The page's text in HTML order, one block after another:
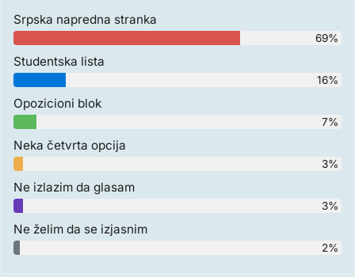
Srpska napredna stranka
69%
Studentska lista
16%
Opozicioni blok
7%
Neka četvrta opcija
3%
Ne izlazim da glasam
3%
Ne želim da se izjasnim
2%